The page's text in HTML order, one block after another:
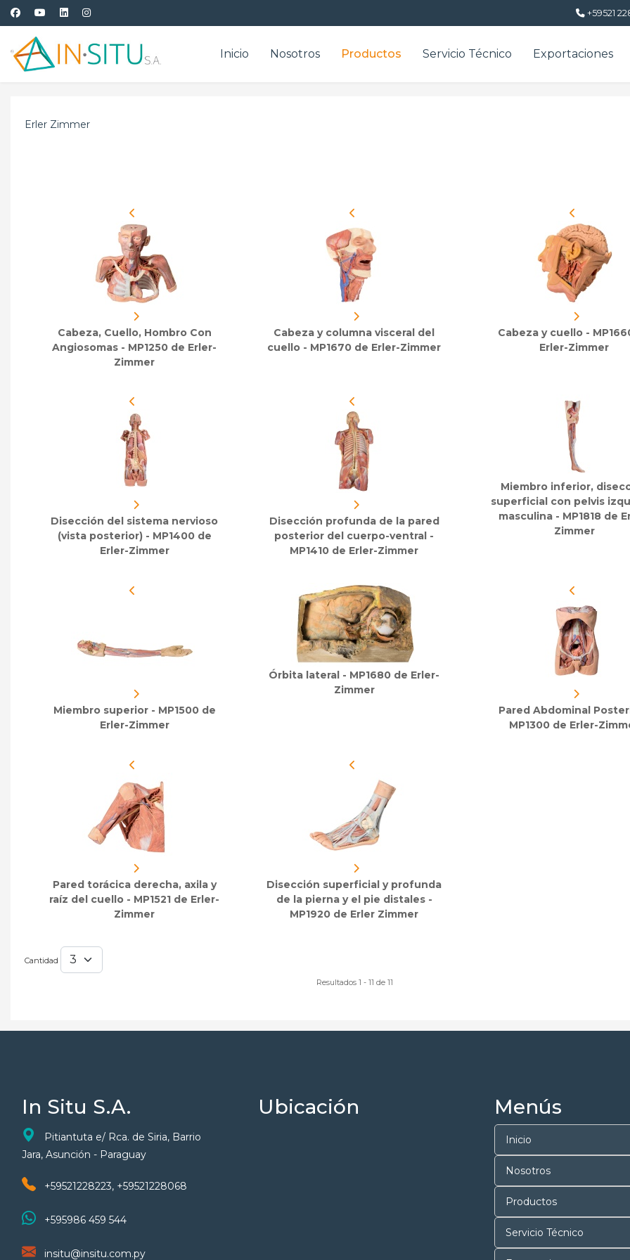
+59521
Inicio Nosotros Productos Servicio Técnico Exportaciones
Erler Zimmer
Cabeza, Cuello, Hombro Con
Angiosomas - MP1250 de Erler-
Zimmer
Cabeza y columna visceral del
cuello - MP1670 de Erler-Zimmer
Cabeza y cuello -
Erler-Zimmer
Disección del sistema nervioso
(vista posterior) - MP1400 de
Erler-Zimmer
Disección profunda de la pared
posterior del cuerpo-ventral -
MP1410 de Erler-Zimmer
Miembro inferior,
superficial con pelvis
masculina - MP1818 de
Zimmer
Miembro superior - MP1500 de
Erler-Zimmer
Órbita lateral - MP1680 de Erler-
Zimmer
Pared Abdominal
MP1300 de Erler-
Pared torácica derecha, axila y
raíz del cuello - MP1521 de Erler-
Zimmer
Disección superficial y profunda
de la pierna y el pie distales -
MP1920 de Erler Zimmer
Cantidad
Resultados 1 - 11 de 11
In Situ S.A.
Pitiantuta e/ Rca. de Siria, Barrio
Jara, Asunción - Paraguay
+59521228223, +59521228068
+595986 459 544
insitu@insitu.com.py
Ubicación Menús
Inicio
Nosotros
Productos
Servicio Técnico